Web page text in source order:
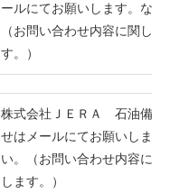
ールにてお願いします。な
（お問い合わせ内容に関し
す。）
株式会社ＪＥＲＡ 石油備
せはメールにてお願いしま
い。（お問い合わせ内容に
します。）